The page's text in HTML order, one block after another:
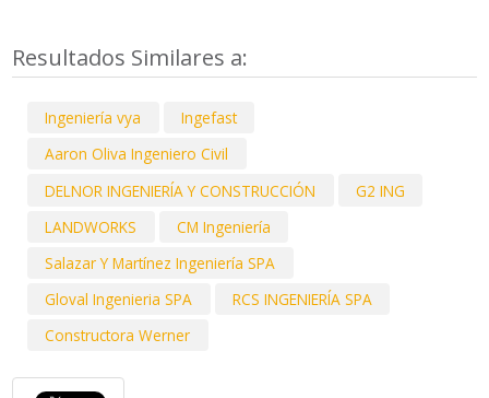
Resultados Similares a:
Ingeniería vya
Ingefast
Aaron Oliva Ingeniero Civil
DELNOR INGENIERÍA Y CONSTRUCCIÓN
G2 ING
LANDWORKS
CM Ingeniería
Salazar Y Martínez Ingeniería SPA
Gloval Ingenieria SPA
RCS INGENIERÍA SPA
Constructora Werner